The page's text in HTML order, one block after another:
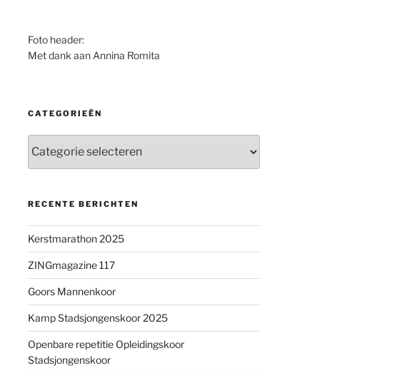
Foto header:
Met dank aan Annina Romita
CATEGORIEËN
RECENTE BERICHTEN
Kerstmarathon 2025
ZINGmagazine 117
Goors Mannenkoor
Kamp Stadsjongenskoor 2025
Openbare repetitie Opleidingskoor
Stadsjongenskoor